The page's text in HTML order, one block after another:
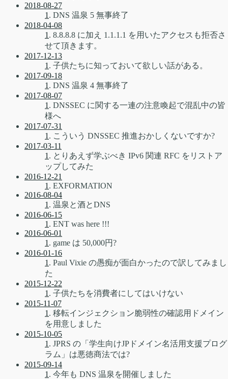
2018-08-27
1 . DNS 温泉 5 無事終了
2018-04-08
1 . 8.8.8.8 に加え 1.1.1.1 を用いたアクセスも拒否さ
せて頂きます。
2017-12-13
1 . 子供たちに知っておいて欲しい話がある。
2017-09-18
1 . DNS 温泉 4 無事終了
2017-08-07
1 . DNSSEC に関する一連の注意喚起で混乱中の皆
様へ
2017-07-31
1 . こういう DNSSEC 推進おかしくないですか?
2017-03-11
1 . とりあえず学ぶべき IPv6 関連 RFC をリストア
ップしてみた
2016-12-21
1 . EXFORMATION
2016-08-04
1 . 温泉と酒とDNS
2016-06-15
1 . ENT was here !!!
2016-06-01
1 . game は 50,000円?
2016-01-16
1 . Paul Vixie の愚痴が面白かったので訳してみまし
た
2015-12-22
1 . 子供たちを消費者にしてはいけない
2015-11-07
1 . 移転インジェクション脆弱性の確認用ドメイン
を用意しました
2015-10-05
1 . JPRS の「学生向けJPドメイン名活用支援プログ
ラム」は悪徳商法では?
2015-09-14
1 . 今年も DNS 温泉を開催しました